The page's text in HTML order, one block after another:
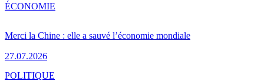
Merci la Chine : elle a sauvé l’économie mondiale
27.07.2026
ÉCONOMIE
POLITIQUE